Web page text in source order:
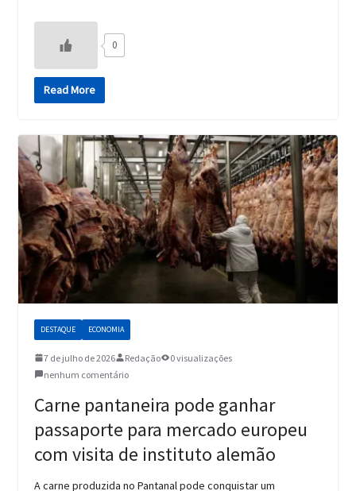
0
Read More
DESTAQUE ECONOMIA
7 de julho de 2026 Redação
0 visualizações
nenhum comentário
Carne pantaneira pode ganhar
passaporte para mercado europeu
com visita de instituto alemão
A carne produzida no Pantanal pode conquistar um